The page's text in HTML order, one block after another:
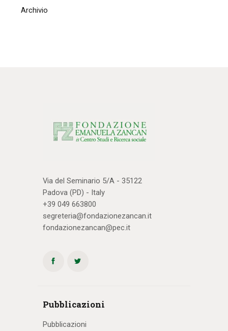
Archivio
Via del Seminario 5/A - 35122
Padova (PD) - Italy
+39 049 663800
segreteria@fondazionezancan.it
fondazionezancan@pec.it
Pubblicazioni
Pubblicazioni